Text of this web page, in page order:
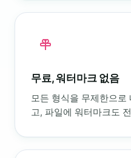
무료, 워터마크 없음
모든 형식을 무제한으로
고, 파일에 워터마크도